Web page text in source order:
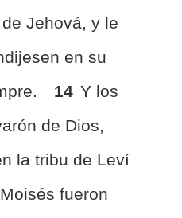
Jehová, y le
en su
14 Y los
de Dios,
la tribu de Leví
fueron